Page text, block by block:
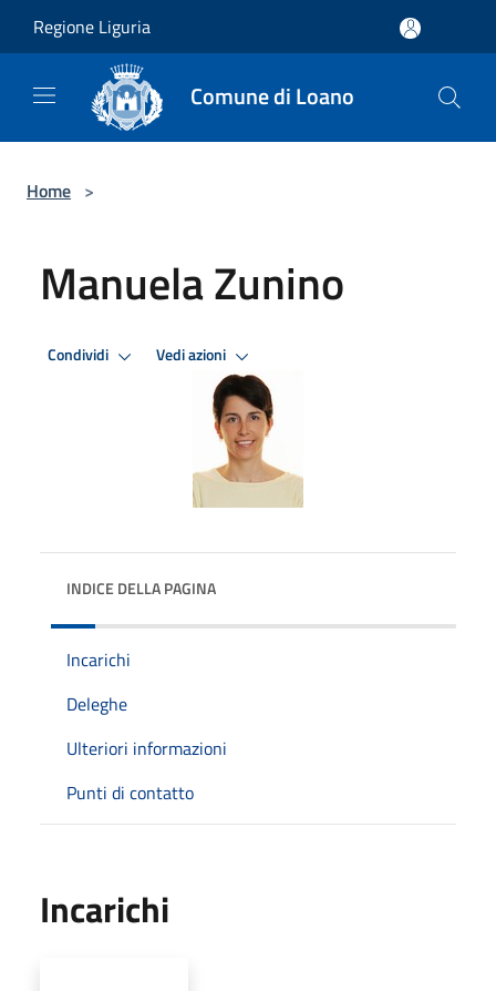
Regione Liguria
Comune di Loano
Home >
Manuela Zunino
Condividi Vedi azioni
INDICE DELLA PAGINA
Incarichi
Deleghe
Ulteriori informazioni
Punti di contatto
Incarichi